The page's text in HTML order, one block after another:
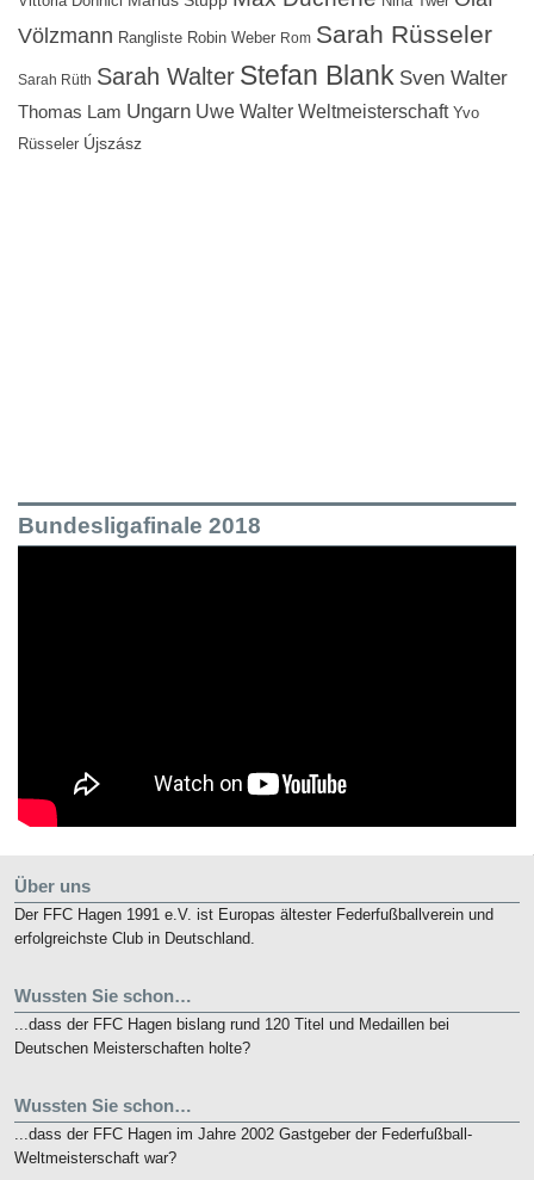
Völzmann Rangliste Robin Weber Rom Sarah Rüsseler
Sarah Rüth Sarah Walter Stefan Blank Sven Walter
Thomas Lam Ungarn Uwe Walter Weltmeisterschaft Yvo
Rüsseler Újszász
Bundesligafinale 2018
Über uns
Der FFC Hagen 1991 e.V. ist Europas ältester Federfußballverein und
erfolgreichste Club in Deutschland.
Wussten Sie schon…
...dass der FFC Hagen bislang rund 120 Titel und Medaillen bei
Deutschen Meisterschaften holte?
Wussten Sie schon…
...dass der FFC Hagen im Jahre 2002 Gastgeber der Federfußball-
Weltmeisterschaft war?